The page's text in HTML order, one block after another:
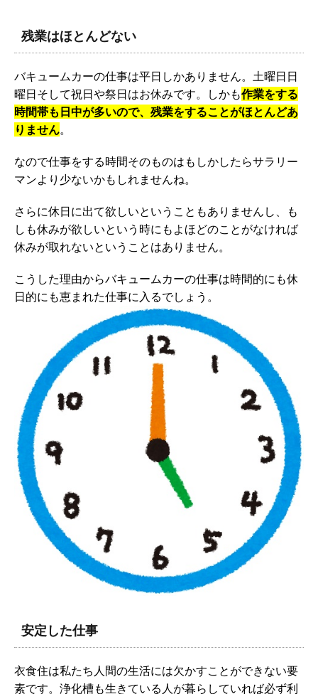
残業はほとんどない
バキュームカーの仕事は平日しかありません。土曜日日
曜日そして祝日や祭日はお休みです。しかも作業をする
時間帯も日中が多いので、残業をすることがほとんどあ
りません。
なので仕事をする時間そのものはもしかしたらサラリー
マンより少ないかもしれませんね。
さらに休日に出て欲しいということもありませんし、も
しも休みが欲しいという時にもよほどのことがなければ
休みが取れないということはありません。
こうした理由からバキュームカーの仕事は時間的にも休
日的にも恵まれた仕事に入るでしょう。
安定した仕事
衣食住は私たち人間の生活には欠かすことができない要
素です。浄化槽も生きている人が暮らしていれば必ず利